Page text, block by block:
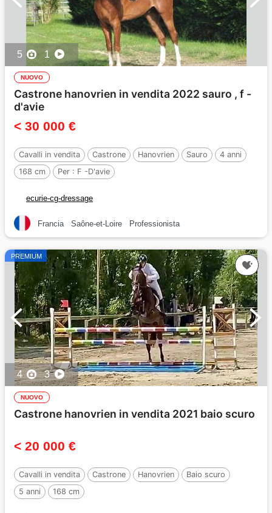
5 1
NUOVO
Castrone hanovrien in vendita 2022 sauro , f -
d'avie
< 30 000 €
Cavalli in vendita Castrone Hanovrien Sauro
4 anni
168 cm
Per : F -D'avie
ecurie-cg-dressage
Francia Saône-et-Loire Professionista
PREMIUM
4 3
NUOVO
Castrone hanovrien in vendita 2021 baio scuro
< 20 000 €
Cavalli in vendita Castrone Hanovrien
Baio scuro
5 anni
168 cm